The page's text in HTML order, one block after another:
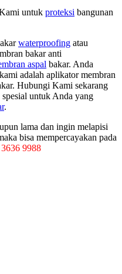
untuk proteksi bangunan
waterproofing atau
bakar anti
aspal bakar. Anda
adalah aplikator membran
Hubungi Kami sekarang
untuk Anda yang
.
lama dan ingin melapisi
bisa mempercayakan pada
9988